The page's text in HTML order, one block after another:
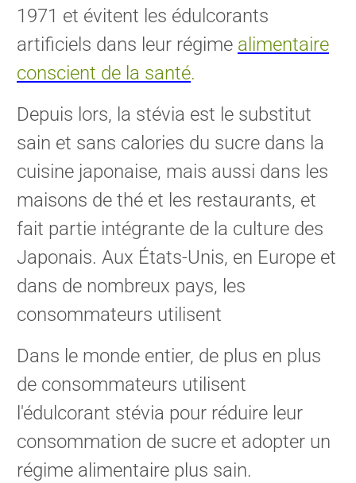
1971 et évitent les édulcorants
artificiels dans leur régime alimentaire
conscient de la santé.
Depuis lors, la stévia est le substitut
sain et sans calories du sucre dans la
cuisine japonaise, mais aussi dans les
maisons de thé et les restaurants, et
fait partie intégrante de la culture des
Japonais. Aux États-Unis, en Europe et
dans de nombreux pays, les
consommateurs utilisent
Dans le monde entier, de plus en plus
de consommateurs utilisent
l'édulcorant stévia pour réduire leur
consommation de sucre et adopter un
régime alimentaire plus sain.